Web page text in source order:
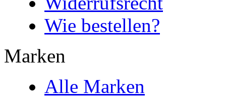
Wie bestellen?
Marken
Alle Marken